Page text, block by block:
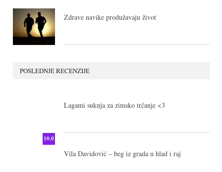
Zdrave navike produžavaju život
POSLEDNJE RECENZIJE
Lagami suknja za zimsko trčanje <3
10.0
Vila Davidović – beg iz grada u hlad i raj